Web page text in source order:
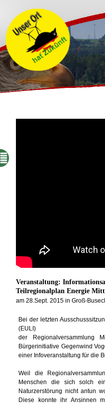
Veranstaltung:
Teilregionalplan Energie
am 28.Sept. 2015 in Groß-
Bei der letzten
(EULI)
der Regionalversammlung
Bürgerinitiative Gegenwind
einer Infoveranstaltung für die
Weil die
Menschen die sich solch
Naturzerstörung nicht antun
Diese konnte ihr Ansinnen